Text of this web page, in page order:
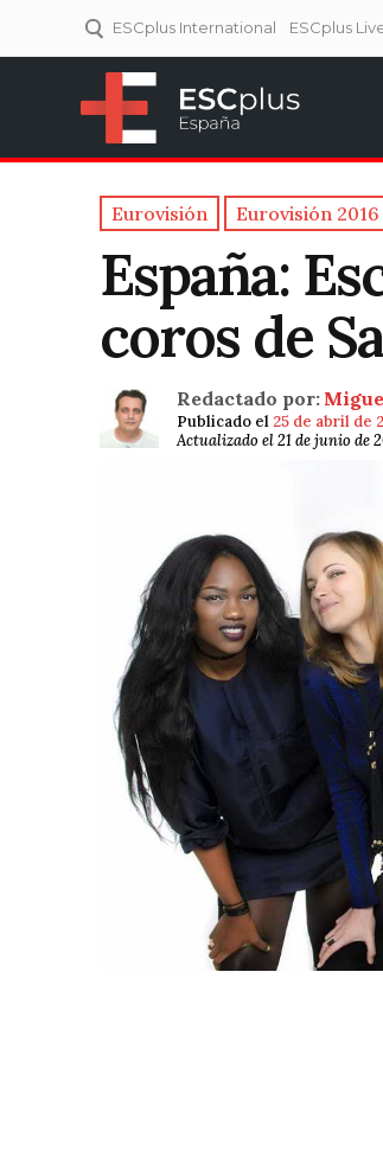
ESCplus International ESCplus
Eurovisión Eurovisión 2016
España:
coros de
Redactado por:
Publicado el 25 de abril de
Actualizado el 21 de junio de